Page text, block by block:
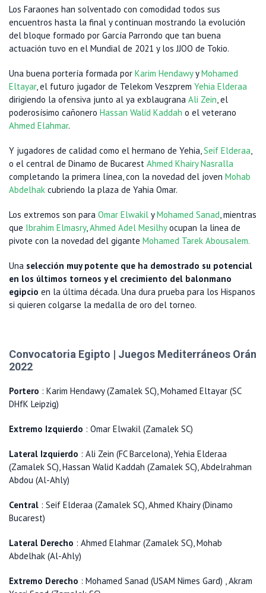
Los Faraones han solventado con comodidad todos sus
encuentros hasta la final y continuan mostrando la evolución
del bloque formado por García Parrondo que tan buena
actuación tuvo en el Mundial de 2021 y los JJOO de Tokio.
Una buena portería formada por Karim HendawyyMohamed
Eltayar, el futuro jugador de Telekom Veszprem Yehia Elderaa
dirigiendo la ofensiva junto al ya exblaugrana Ali Zein, el
poderosísimo cañonero Hassan Walid Kaddah o el veterano
Ahmed Elahmar.
Y jugadores de calidad como el hermano de Yehia,Seif Elderaa,
o el central de Dinamo de Bucarest Ahmed Khairy Nasralla
completando la primera línea, con la novedad del joven Mohab
Abdelhak cubriendo la plaza de Yahia Omar.
Los extremos son para Omar Elwakil yMohamed Sanad, mientras
que Ibrahim Elmasry,Ahmed Adel Mesilhyocupan la linea de
pivote con la novedad del gigante Mohamed Tarek Abousalem.
Una selección muy potente que ha demostrado su potencial
en los últimos torneos y el crecimiento del balonmano
egipcio en la última década. Una dura prueba para los Hispanos
si quieren colgarse la medalla de oro del torneo.
Convocatoria Egipto | Juegos Mediterráneos Orán
2022
Portero : Karim Hendawy (Zamalek SC), Mohamed Eltayar (SC
DHfK Leipzig)
Extremo Izquierdo : Omar Elwakil (Zamalek SC)
Lateral Izquierdo : Ali Zein (FC Barcelona), Yehia Elderaa
(Zamalek SC), Hassan Walid Kaddah (Zamalek SC), Abdelrahman
Abdou (Al-Ahly)
Central : Seif Elderaa (Zamalek SC), Ahmed Khairy (Dinamo
Bucarest)
Lateral Derecho : Ahmed Elahmar (Zamalek SC), Mohab
Abdelhak (Al-Ahly)
Extremo Derecho : Mohamed Sanad (USAM Nimes Gard) , Akram